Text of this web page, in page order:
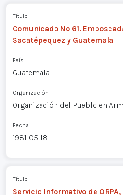
Título
Comunicado Nº 61.
Sacatépequez y Guatemala
País
Guatemala
Organización
Organización del Pueblo en
Fecha
1981-05-18
Título
Servicio Informativo de ORPA,